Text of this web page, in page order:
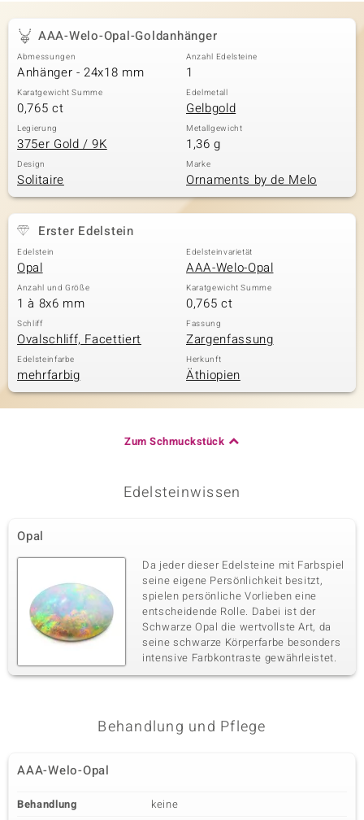
Classics
AAA-Welo-Opal-Goldanhänger
Abmessungen
Anhänger - 24x18 mm
Anzahl Edelsteine
1
Karatgewicht Summe
0,765 ct
Edelmetall
Gelbgold
Legierung
375er Gold / 9K
Metallgewicht
1,36 g
Design
Solitaire
Marke
Ornaments by de Melo
Erster Edelstein
Edelstein
Opal
Edelsteinvarietät
AAA-Welo-Opal
Anzahl und Größe
1 à 8x6 mm
Karatgewicht Summe
0,765 ct
Schliff
Ovalschliff, Facettiert
Fassung
Zargenfassung
Edelsteinfarbe
mehrfarbig
Herkunft
Äthiopien
Zum Schmuckstück
Edelsteinwissen
Opal
Da jeder dieser Edelsteine mit Farbspiel
seine eigene Persönlichkeit besitzt,
spielen persönliche Vorlieben eine
entscheidende Rolle. Dabei ist der
Schwarze Opal die wertvollste Art, da
seine schwarze Körperfarbe besonders
intensive Farbkontraste gewährleistet.
Behandlung und Pflege
AAA-Welo-Opal
Behandlung keine